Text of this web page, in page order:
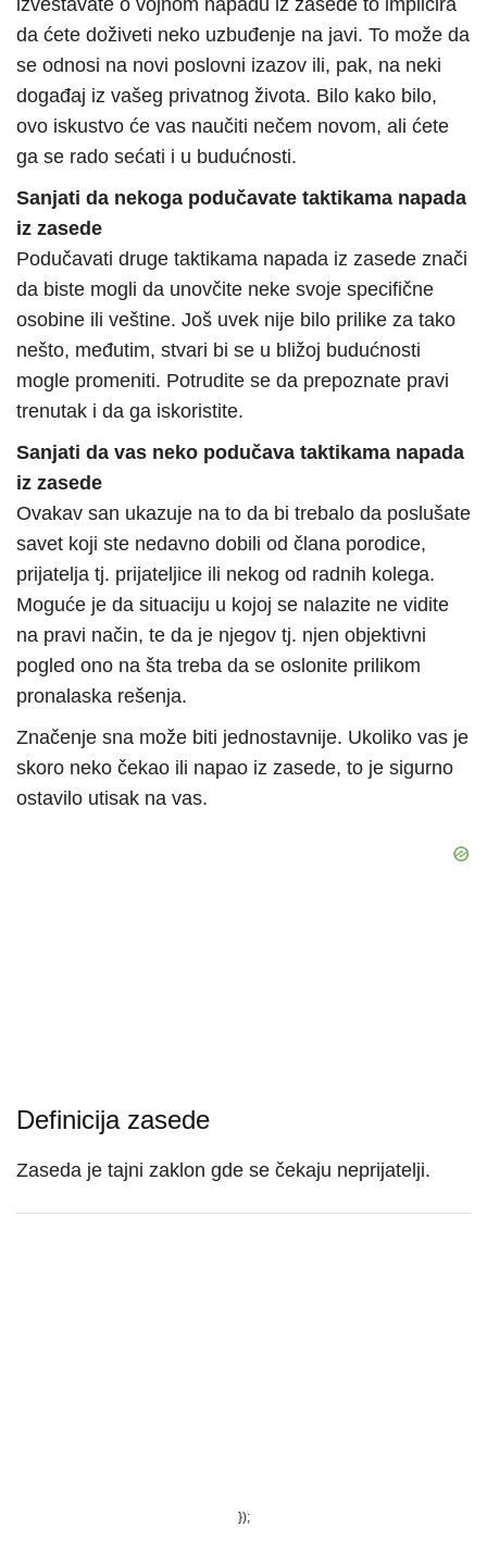
da ćete doživeti neko uzbuđenje na javi. To može da
se odnosi na novi poslovni izazov ili, pak, na neki
događaj iz vašeg privatnog života. Bilo kako bilo,
ovo iskustvo će vas naučiti nečem novom, ali ćete
ga se rado sećati i u budućnosti.
Sanjati da nekoga podučavate taktikama napada
iz zasede
Podučavati druge taktikama napada iz zasede znači
da biste mogli da unovčite neke svoje specifične
osobine ili veštine. Još uvek nije bilo prilike za tako
nešto, međutim, stvari bi se u bližoj budućnosti
mogle promeniti. Potrudite se da prepoznate pravi
trenutak i da ga iskoristite.
Sanjati da vas neko podučava taktikama napada
iz zasede
Ovakav san ukazuje na to da bi trebalo da poslušate
savet koji ste nedavno dobili od člana porodice,
prijatelja tj. prijateljice ili nekog od radnih kolega.
Moguće je da situaciju u kojoj se nalazite ne vidite
na pravi način, te da je njegov tj. njen objektivni
pogled ono na šta treba da se oslonite prilikom
pronalaska rešenja.
Značenje sna može biti jednostavnije. Ukoliko vas je
skoro neko čekao ili napao iz zasede, to je sigurno
ostavilo utisak na vas.
Definicija zasede
Zaseda je tajni zaklon gde se čekaju neprijatelji.
});